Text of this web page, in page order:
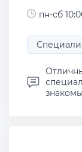
пн-сб